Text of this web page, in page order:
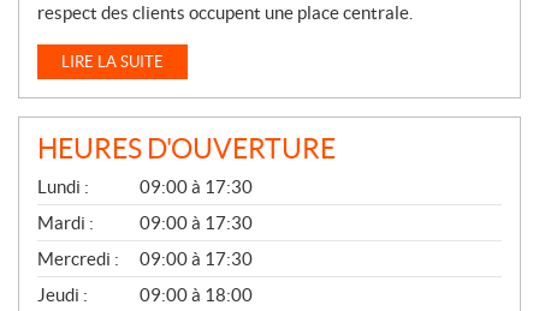
respect des clients occupent une place centrale.
LIRE LA SUITE
HEURES D'OUVERTURE
G
É
N
É
R
A
L
Lundi :
09:00 à 17:30
Mardi :
09:00 à 17:30
Mercredi :
09:00 à 17:30
Jeudi :
09:00 à 18:00